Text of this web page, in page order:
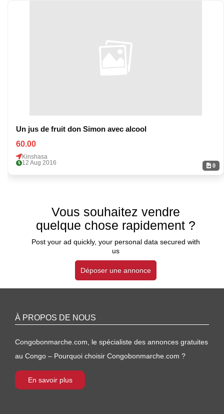
0
Un jus de fruit don Simon avec alcool
60.00
Kinshasa
12 Aug 2016
Vous souhaitez vendre
quelque chose rapidement ?
Post your ad quickly, your personal data secured with
us
Déposer une annonce
À PROPOS DE NOUS
Congobonmarche.com, le spécialiste des annonces gratuites
au Congo – Pourquoi choisir Congobonmarche.com ?
En savoir plus